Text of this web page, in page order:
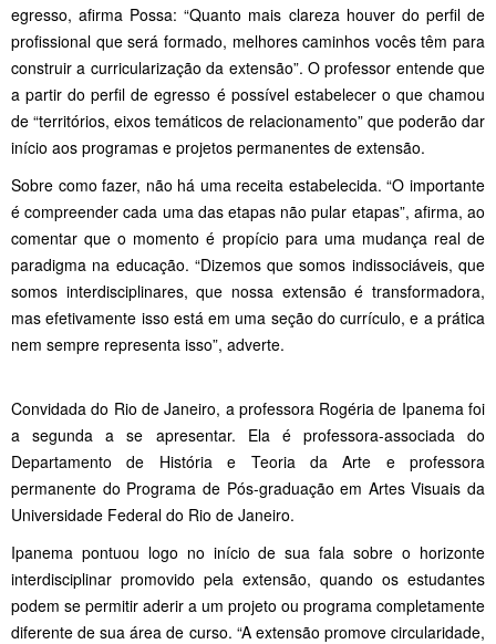
egresso, afirma Possa: “Quanto mais clareza houver do perfil de
profissional que será formado, melhores caminhos vocês têm para
construir a curricularização da extensão”. O professor entende que
a partir do perfil de egresso é possível estabelecer o que chamou
de “territórios, eixos temáticos de relacionamento” que poderão dar
início aos programas e projetos permanentes de extensão.
Sobre como fazer, não há uma receita estabelecida. “O importante
é compreender cada uma das etapas não pular etapas”, afirma, ao
comentar que o momento é propício para uma mudança real de
paradigma na educação. “Dizemos que somos indissociáveis, que
somos interdisciplinares, que nossa extensão é transformadora,
mas efetivamente isso está em uma seção do currículo, e a prática
nem sempre representa isso”, adverte.
Convidada do Rio de Janeiro, a professora Rogéria de Ipanema foi
a segunda a se apresentar. Ela é professora-associada do
Departamento de História e Teoria da Arte e professora
permanente do Programa de Pós-graduação em Artes Visuais da
Universidade Federal do Rio de Janeiro.
Ipanema pontuou logo no início de sua fala sobre o horizonte
interdisciplinar promovido pela extensão, quando os estudantes
podem se permitir aderir a um projeto ou programa completamente
diferente de sua área de curso. “A extensão promove circularidade,